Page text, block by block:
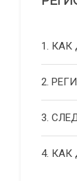
1. КАК
2.
3.
4. КАК